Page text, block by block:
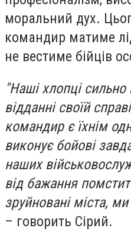
моральний дух.
командир матиме
не вестиме бійців
"Наші хлопці
відданні своїй
командир є їхнім
виконує бойові
наших
від бажання
зруйновані міста,
– говорить Сірий.